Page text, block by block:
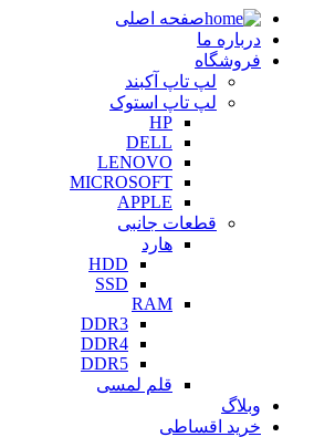
صفحه اصلی
درباره ما
فروشگاه
لپ تاپ آکبند
لپ تاپ استوک
HP
DELL
LENOVO
MICROSOFT
APPLE
قطعات جانبی
هارد
HDD
SSD
RAM
DDR3
DDR4
DDR5
قلم لمسی
وبلاگ
خرید اقساطی